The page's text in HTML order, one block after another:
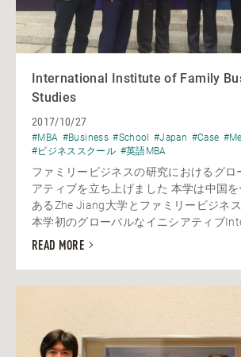
International Institute of Family
Studies
2017/10/27
#MBA #Business #School #Japan #Case
#ビジネススクール #英語MBA
ファミリービジネスの研究におけるグロ
アティブを立ち上げました 本学は中国
あるZhe Jiang大学とファミリービジネ
本学初のグローバルなイニシアティブ
READ MORE